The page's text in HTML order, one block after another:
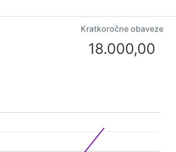
Kratkoročne obaveze
18.000,00